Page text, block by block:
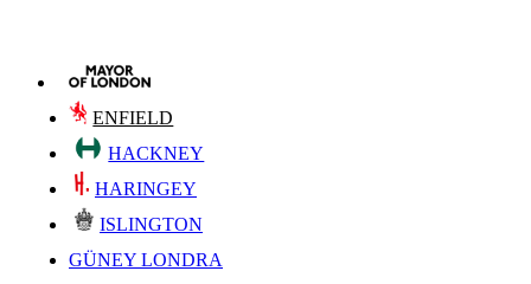
ENFIELD
HACKNEY
HARINGEY
ISLINGTON
GÜNEY LONDRA